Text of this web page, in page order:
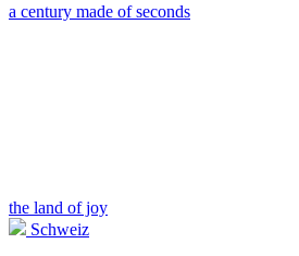
a century made of seconds
the land of joy
Schweiz